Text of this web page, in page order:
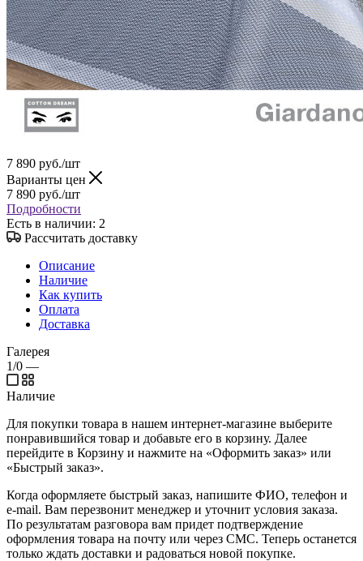
7 890 руб./шт
Варианты цен
7 890 руб./шт
Подробности
Есть в наличии: 2
Рассчитать доставку
Описание
Наличие
Как купить
Оплата
Доставка
Галерея
1/0 —
Наличие
Для покупки товара в нашем интернет-магазине выберите
понравившийся товар и добавьте его в корзину. Далее
перейдите в Корзину и нажмите на «Оформить заказ» или
«Быстрый заказ».
Когда оформляете быстрый заказ, напишите ФИО, телефон и
e-mail. Вам перезвонит менеджер и уточнит условия заказа.
По результатам разговора вам придет подтверждение
оформления товара на почту или через СМС. Теперь останется
только ждать доставки и радоваться новой покупке.